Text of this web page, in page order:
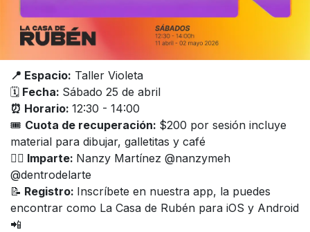
📍 Espacio: Taller Violeta
🗓️ Fecha: Sábado 25 de abril
⏰ Horario: 12:30 - 14:00
🎟 Cuota de recuperación: $200 por sesión incluye
material para dibujar, galletitas y café
👨‍⚕️ Imparte: Nanzy Martínez @nanzymeh
@dentrodelarte
📝 Registro: Inscríbete en nuestra app, la puedes
encontrar como La Casa de Rubén para iOS y Android
📲